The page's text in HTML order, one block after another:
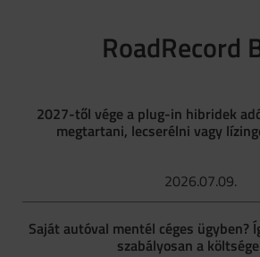
RoadRecord
2027-től vége a plug-in hibridek
megtartani, lecserélni vagy
2026.07.09.
Saját autóval mentél céges ügyben?
szabályosan a